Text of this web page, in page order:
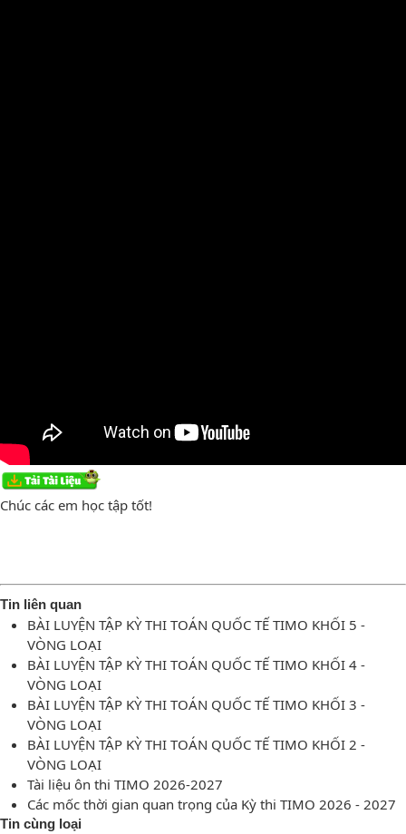
Chúc các em học tập tốt!
Tin liên quan
BÀI LUYỆN TẬP KỲ THI TOÁN QUỐC TẾ TIMO KHỐI 5 -
VÒNG LOẠI
BÀI LUYỆN TẬP KỲ THI TOÁN QUỐC TẾ TIMO KHỐI 4 -
VÒNG LOẠI
BÀI LUYỆN TẬP KỲ THI TOÁN QUỐC TẾ TIMO KHỐI 3 -
VÒNG LOẠI
BÀI LUYỆN TẬP KỲ THI TOÁN QUỐC TẾ TIMO KHỐI 2 -
VÒNG LOẠI
Tài liệu ôn thi TIMO 2026-2027
Các mốc thời gian quan trọng của Kỳ thi TIMO 2026 - 2027
Tin cùng loại